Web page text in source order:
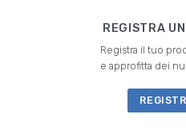
REGISTRA
Registra il tuo
e approfitta dei